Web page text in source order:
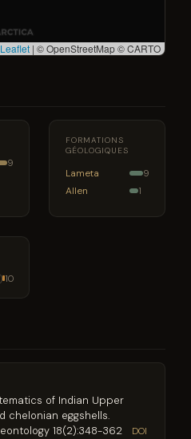
Leaflet | © OpenStreetMap © CARTO
9
FORMATIONS
GÉOLOGIQUES
Lameta 9
Allen 1
10
of Indian Upper
chelonian eggshells.
18(2):348-362
DOI